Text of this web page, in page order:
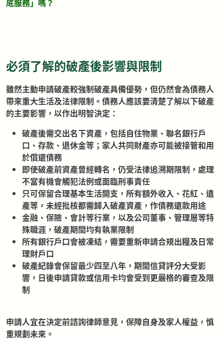
底服務」嗎？
必須了解的破產後影響與限制
雖然主動申請破產較強制破產具備優勢，但仍然會為債務人
帶來重大生活及法律限制。債務人應該要清楚了解以下破產
的主要影響，以作出明智決定：
破產後需交出名下資產，包括自住物業、聯名銀行戶
口、存款、退休金等；家人共同財產亦可能被接管和用
於償還債務
即使破產前資產曾經轉名，仍受法律追溯期限制，處理
不當有機會觸犯法例或面臨刑事責任
只可保留合理基本生活開支，所有額外收入、花紅、遺
產等，未經批核都需歸入破產資產，作債務還款用途
金融、保險、會計等行業，以及公司董事、管理層等特
殊職涯，破產期間均有執業限制
所有銀行戶口會被凍結，需要重新申請合規出糧及日常
理財戶口
破產紀錄會保留最少四至八年，期間信貸評分大受影
響，日後申請貸款或信用卡均會受到更嚴格的審查及限
制
申請人宜在決定前諮詢律師意見，保障自身及家人權益，慎
重規劃未來。